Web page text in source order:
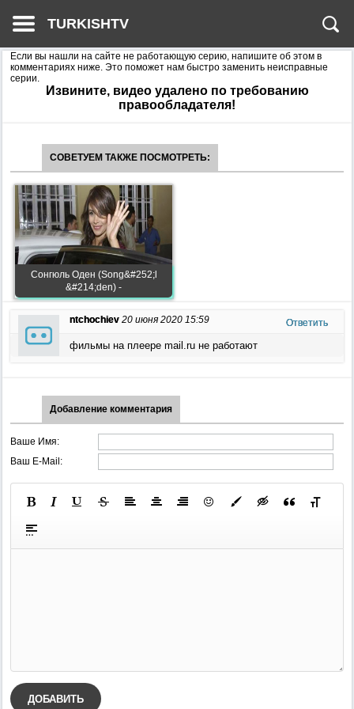
TURKISHTV
Если вы нашли на сайте не работающую серию, напишите об этом в
комментариях ниже. Это поможет нам быстро заменить неисправные
серии.
Извините, видео удалено по требованию
правообладателя!
СОВЕТУЕМ ТАКЖЕ ПОСМОТРЕТЬ:
Сонгюль Оден (Song&#252;l
&#214;den) -
ntchochiev 20 июня 2020 15:59 Ответить
фильмы на плеере mail.ru не работают
Добавление комментария
Ваше Имя:
Ваш E-Mail:
ДОБАВИТЬ